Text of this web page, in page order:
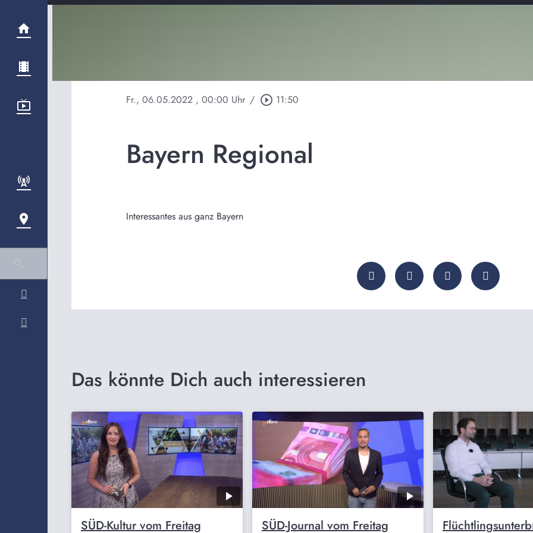
Fr., 06.05.2022 , 00:00 Uhr / play_circle_outline 11:50
Bayern Regional
Interessantes aus ganz Bayern
Das könnte Dich auch interessieren
SÜD-Kultur vom Freitag
SÜD-Journal vom Freitag